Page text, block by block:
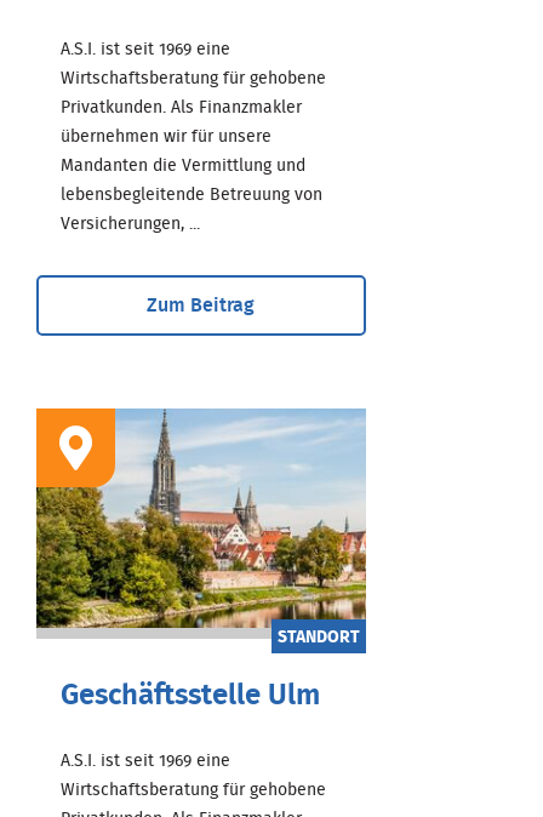
A.S.I. ist seit 1969 eine
Wirtschaftsberatung für gehobene
Privatkunden. Als Finanzmakler
übernehmen wir für unsere
Mandanten die Vermittlung und
lebensbegleitende Betreuung von
Versicherungen, ...
Zum Beitrag
STANDORT
Geschäftsstelle Ulm
A.S.I. ist seit 1969 eine
Wirtschaftsberatung für gehobene